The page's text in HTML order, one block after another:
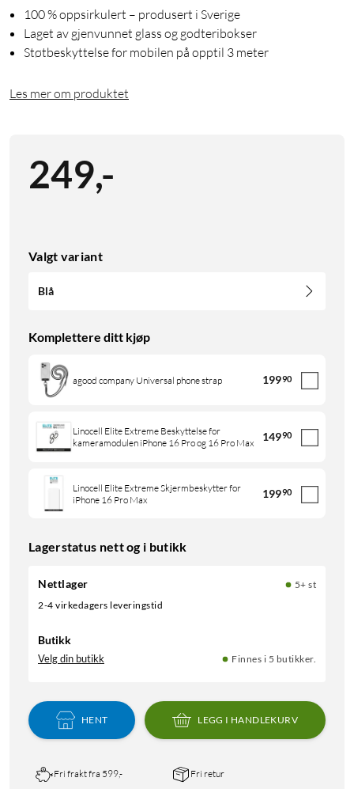
100 % oppsirkulert – produsert i Sverige
Laget av gjenvunnet glass og godteribokser
Støtbeskyttelse for mobilen på opptil 3 meter
Les mer om produktet
249,-
Valgt variant
Blå
Komplettere ditt kjøp
agood company Universal phone strap 19990
Linocell Elite Extreme Beskyttelse for
kameramodulen iPhone 16 Pro og 16 Pro Max
14990
Linocell Elite Extreme Skjermbeskytter for
iPhone 16 Pro Max
19990
Lagerstatus nett og i butikk
Nettlager
5+ st
2-4 virkedagers leveringstid
Butikk
Velg din butikk Finnes i 5 butikker.
HENT LEGG I HANDLEKURV
Fri frakt fra 599,- Fri retur